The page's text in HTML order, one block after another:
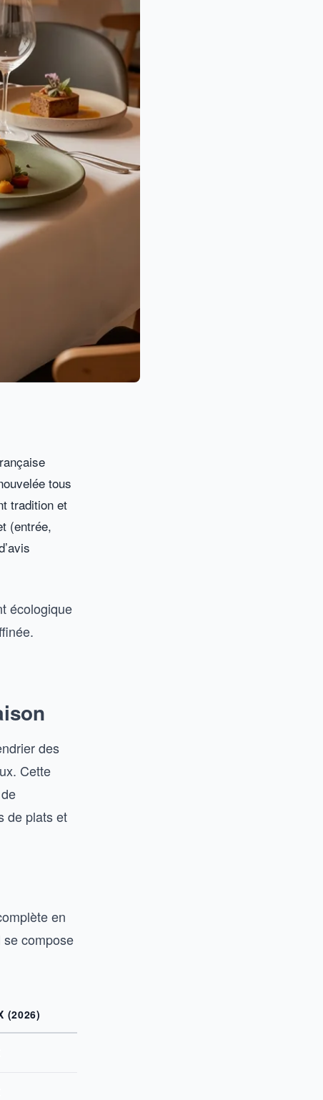
tous
tradition et
(entrée,
écologique
des
Cette
de plats et
en
compose
(2026)